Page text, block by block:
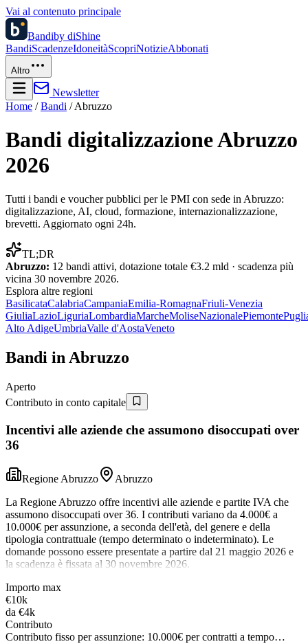
Vai al contenuto principale
Bandiby diShine
BandiScadenzeIdoneitàScopriNotizieAbbonati
Altro
Newsletter
Home /Bandi /Abruzzo
Bandi digitalizzazioneAbruzzo
2026
Tutti i bandi e voucher pubblici per le PMI con sede in Abruzzo:
digitalizzazione, AI, cloud, formazione, internazionalizzazione,
brevetti. Aggiornato ogni 24h.
TL;DR
Abruzzo: 12 bandi attivi, dotazione totale €3.2 mld · scadenza più
vicina 30 novembre 2026.
Esplora altre regioni
BasilicataCalabriaCampaniaEmilia-RomagnaFriuli-Venezia
GiuliaLazioLiguriaLombardiaMarcheMoliseNazionalePiemonte
Alto AdigeUmbriaValle d'AostaVeneto
Bandi in Abruzzo
Aperto
Contributo in conto capitale
Incentivi alle aziende che assumono disoccupati over
36
Regione Abruzzo
Abruzzo
La Regione Abruzzo offre incentivi alle aziende e partite IVA che
assumono disoccupati over 36. I contributi variano da 4.000€ a
10.000€ per assunzione, a seconda dell'età, del genere e della
tipologia contrattuale (tempo determinato o indeterminato). Le
domande possono essere presentate a partire dal 21 maggio 2026 e
la scadenza è fissata al 30 novembre 2026.
Importo max
€10k
da €4k
Contributo
Contributo fisso per assunzione: 10.000€ per contratti a tempo…